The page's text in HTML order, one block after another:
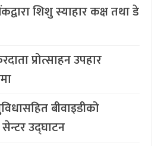
शिशु स्याहार कक्ष तथा डे
प्रोत्साहन उपहार
बीवाइडीको
उद्घाटन